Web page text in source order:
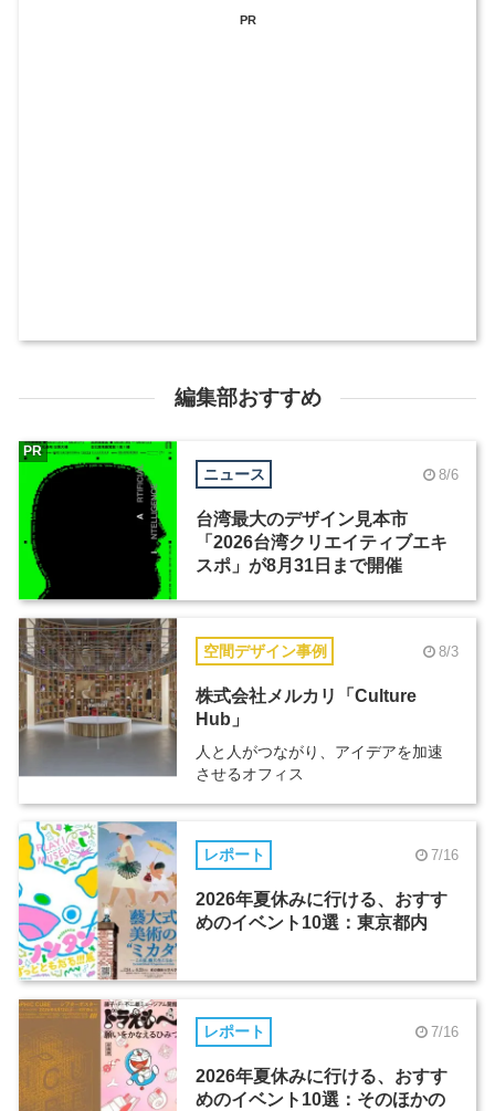
PR
編集部おすすめ
ニュース 8/6
台湾最大のデザイン見本市
「2026台湾クリエイティブエキ
スポ」が8月31日まで開催
PR
空間デザイン事例 8/3
株式会社メルカリ「Culture
Hub」
人と人がつながり、アイデアを加速
させるオフィス
レポート 7/16
2026年夏休みに行ける、おすす
めのイベント10選：東京都内
レポート 7/16
2026年夏休みに行ける、おすす
めのイベント10選：そのほかの